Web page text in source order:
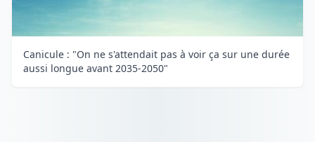
Canicule : "On ne s'attendait pas à voir ça sur une durée
aussi longue avant 2035-2050"